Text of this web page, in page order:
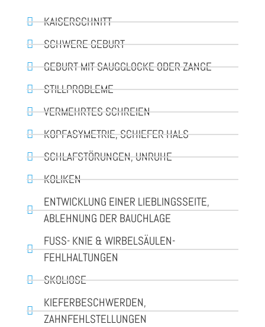
KAISERSCHNITT
SCHWERE GEBURT
GEBURT MIT SAUGGLOCKE ODER ZANGE
STILLPROBLEME
VERMEHRTES SCHREIEN
KOPFASYMETRIE, SCHIEFER HALS
SCHLAFSTÖRUNGEN, UNRUHE
KOLIKEN
ENTWICKLUNG EINER LIEBLINGSSEITE,
ABLEHNUNG DER BAUCHLAGE
FUSS- KNIE & WIRBELSÄULEN-F
EHLHALTUNGEN
SKOLIOSE
KIEFERBESCHWERDEN,
ZAHNFEHLSTELLUNGEN